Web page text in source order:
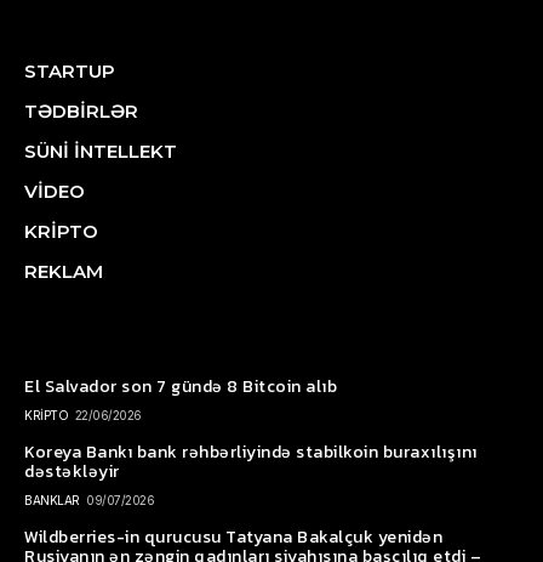
STARTUP
TƏDBİRLƏR
SÜNİ İNTELLEKT
VİDEO
KRİPTO
REKLAM
El Salvador son 7 gündə 8 Bitcoin alıb
KRİPTO 22/06/2026
Koreya Bankı bank rəhbərliyində stabilkoin buraxılışını
dəstəkləyir
BANKLAR 09/07/2026
Wildberries-in qurucusu Tatyana Bakalçuk yenidən
Rusiyanın ən zəngin qadınları siyahısına başçılıq etdi –